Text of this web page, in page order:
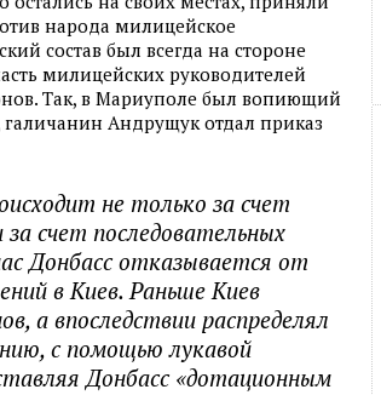
народа милицейское
состав был всегда на стороне
милицейских руководителей
Так, в Мариуполе был вопиющий
галичанин Андрущук отдал приказ
не только за счет
счет последовательных
Донбасс отказывается от
в Киев. Раньше Киев
а впоследствии распределял
с помощью лукавой
Донбасс «дотационным